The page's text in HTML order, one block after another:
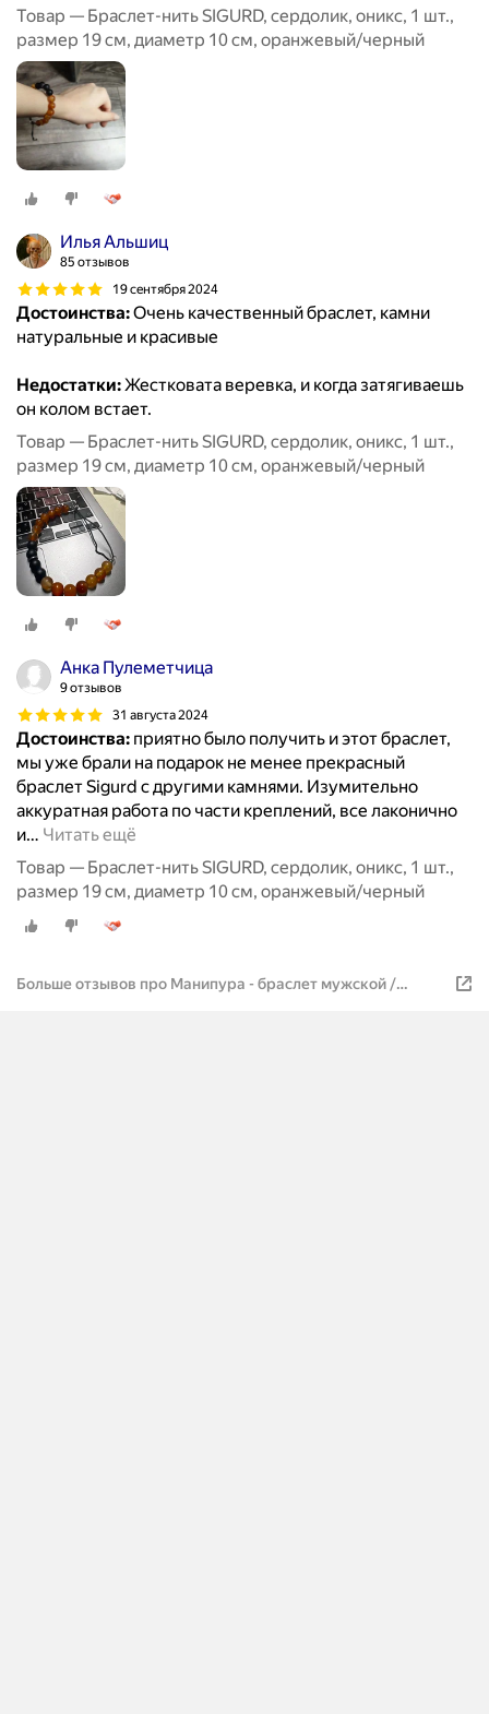
Товар — Браслет-нить SIGURD, сердолик, оникс, 1 шт.,
размер 19 см, диаметр 10 см, оранжевый/черный
Илья Альшиц
85 отзывов
19 сентября 2024
Достоинства:Очень качественный браслет, камни
натуральные и красивые
Недостатки:Жестковата веревка, и когда затягиваешь
он колом встает.
Товар — Браслет-нить SIGURD, сердолик, оникс, 1 шт.,
размер 19 см, диаметр 10 см, оранжевый/черный
Анка Пулеметчица
9 отзывов
31 августа 2024
Достоинства: приятно было получить и этот браслет,
мы уже брали на подарок не менее прекрасный
браслет Sigurd с другими камнями. Изумительно
аккуратная работа по части креплений, все лаконично
и… Читать ещё
Товар — Браслет-нить SIGURD, сердолик, оникс, 1 шт.,
размер 19 см, диаметр 10 см, оранжевый/черный
Больше отзывов про Манипура - браслет мужской /